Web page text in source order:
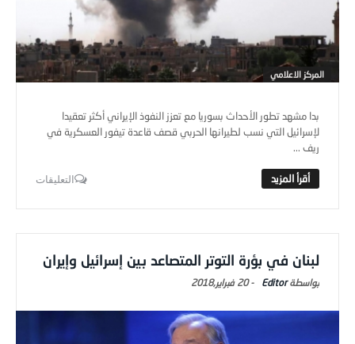
المركز الاعلامي
بدا مشهد تطور الأحداث بسوريا مع تعزز النفوذ الإيراني أكثر تعقيدا
لإسرائيل التي نسب لطيرانها الحربي قصف قاعدة تيفور العسكرية في
ريف ...
التعليقات
لبنان في بؤرة التوتر المتصاعد بين إسرائيل وإيران
Editor
-20 فبراير,2018